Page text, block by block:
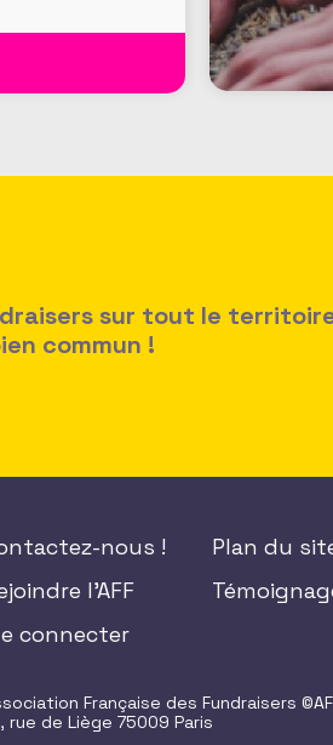
sur tout le
commun !
nous !
l'AFF
connecter
Plan du
Française des Fundraisers
rue de Liège 75009 Paris